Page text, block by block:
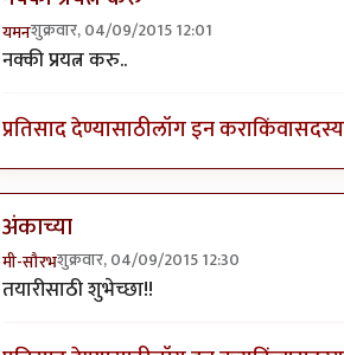
यमनशुक्रवार, 04/09/2015 12:01
नक्की प्रयत्न करु..
प्रतिसाद देण्यासाठीलॉग इन कराकिंवासदस्य
अंकाच्या
मी-सौरभशुक्रवार, 04/09/2015 12:30
तयारीसाठी शुभेच्छा!!